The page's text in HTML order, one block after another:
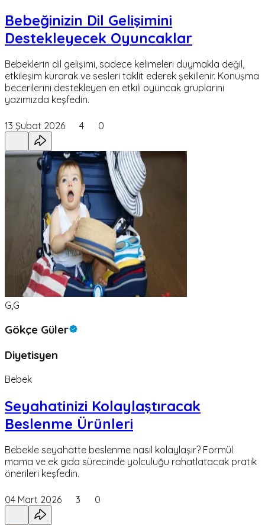
Bebeğinizin Dil Gelişimini
Destekleyecek Oyuncaklar
Bebeklerin dil gelişimi, sadece kelimeleri duymakla değil,
etkileşim kurarak ve sesleri taklit ederek şekillenir. Konuşma
becerilerini destekleyen en etkili oyuncak gruplarını
yazımızda keşfedin.
13 Şubat 2026 4 0
G,G
Gökçe Güler
Diyetisyen
Bebek
Seyahatinizi Kolaylaştıracak
Beslenme Ürünleri
Bebekle seyahatte beslenme nasıl kolaylaşır? Formül
mama ve ek gıda sürecinde yolculuğu rahatlatacak pratik
önerileri keşfedin.
04 Mart 2026 3 0